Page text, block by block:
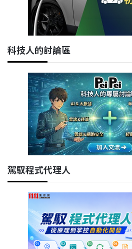
科技人的討論區
駕馭程式代理人